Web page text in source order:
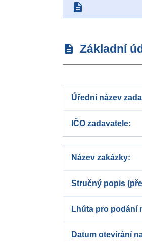
description
description Základní
Úřední název
IČO zadavatele
Název zakázky
Stručný popis
Lhůta pro podání
Datum otevírání